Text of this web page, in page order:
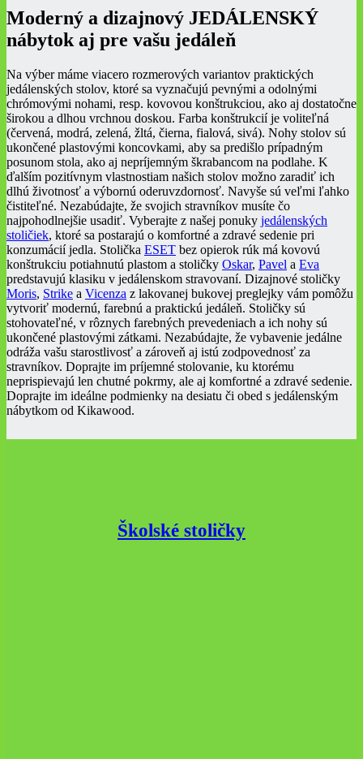
Moderný a dizajnový JEDÁLENSKÝ
nábytok aj pre vašu jedáleň
Na výber máme viacero rozmerových variantov praktických
jedálenských stolov, ktoré sa vyznačujú pevnými a odolnými
chrómovými nohami, resp. kovovou konštrukciou, ako aj dostatočne
širokou a dlhou vrchnou doskou. Farba konštrukcií je voliteľná
(červená, modrá, zelená, žltá, čierna, fialová, sivá). Nohy stolov sú
ukončené plastovými koncovkami, aby sa predišlo prípadným
posunom stola, ako aj nepríjemným škrabancom na podlahe. K
ďalším pozitívnym vlastnostiam našich stolov možno zaradiť ich
dlhú životnosť a výbornú oderuvzdornosť. Navyše sú veľmi ľahko
čistiteľné. Nezabúdajte, že svojich stravníkov musíte čo
najpohodlnejšie usadiť. Vyberajte z našej ponuky jedálenských
stoličiek, ktoré sa postarajú o komfortné a zdravé sedenie pri
konzumácií jedla. Stolička ESET bez opierok rúk má kovovú
konštrukciu potiahnutú plastom a stoličky Oskar, Pavel a Eva
predstavujú klasiku v jedálenskom stravovaní. Dizajnové stoličky
Moris, Strike a Vicenza z lakovanej bukovej preglejky vám pomôžu
vytvoriť modernú, farebnú a praktickú jedáleň. Stoličky sú
stohovateľné, v rôznych farebných prevedeniach a ich nohy sú
ukončené plastovými zátkami. Nezabúdajte, že vybavenie jedálne
odráža vašu starostlivosť a zároveň aj istú zodpovednosť za
stravníkov. Doprajte im príjemné stolovanie, ku ktorému
neprispievajú len chutné pokrmy, ale aj komfortné a zdravé sedenie.
Doprajte im ideálne podmienky na desiatu či obed s jedálenským
nábytkom od Kikawood.
Školské stoličky